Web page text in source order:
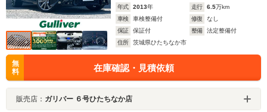
年式 2013年 走行 6.5万km
車検
車検整備付 修復
なし
保証
保証付 整備
法定整備付
住所
茨城県ひたちなか市
無
料
在庫確認・見積依頼
販売店： ガリバー ６号ひたちなか店